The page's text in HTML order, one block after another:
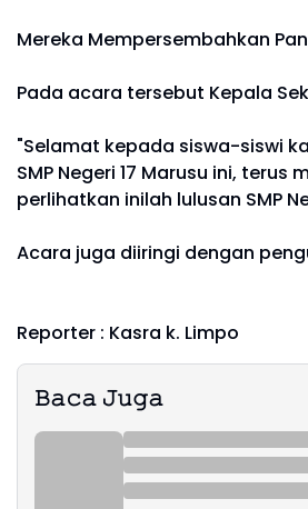
Mereka Mempersembahkan
Pada acara tersebut Kepala
"Selamat kepada siswa-siswi
SMP Negeri 17 Marusu ini,
perlihatkan inilah lulusan SMP
Acara juga diiringi dengan
Reporter : Kasra k. Limpo
𝙱𝚊𝚌𝚊 𝙹𝚞𝚐𝚊